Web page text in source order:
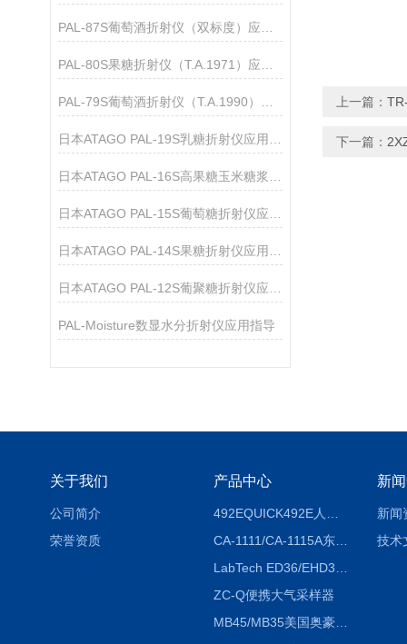
PAL-Moisture数显水分折射仪应用指导
上一篇：
下一篇：
关于我们
公司简介
荣誉资质
产品中心
CA-1111/CA-1115A东京理化EYELA CA-1111/CA-1115A冷却水循环装置
ZC-Q便携大气采样器
MB45/MB35美国奥豪斯OHAUS MB45/MB35卤素红外水分测定仪
新
新闻
技术